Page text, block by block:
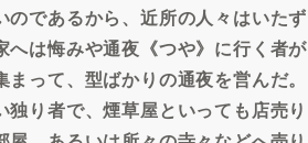
であるから、近所の人々はいたず
は悔みや通夜《つや》に行く者が
って、型ばかりの通夜を営んだ。
り者で、煙草屋といっても店売り